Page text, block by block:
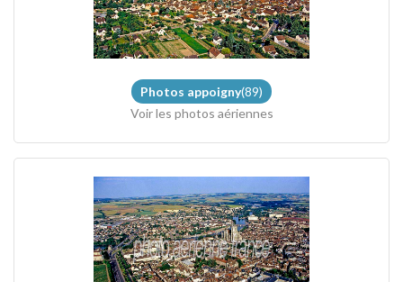
Photos appoigny(89)
Voir les photos aériennes